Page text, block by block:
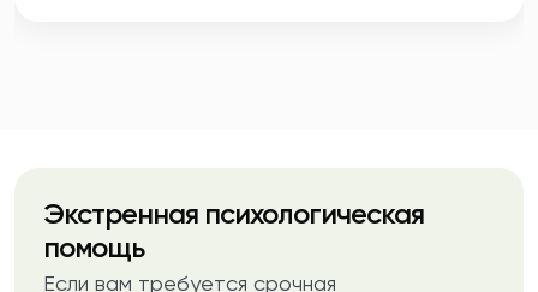
Экстренная психологическая
помощь
Если вам требуется срочная